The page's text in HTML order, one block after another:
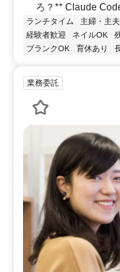
ろ？** Claude
ランチタイム 主婦・主
経験者歓迎
ネイルOK
ブランクOK
育休あり
業務委託